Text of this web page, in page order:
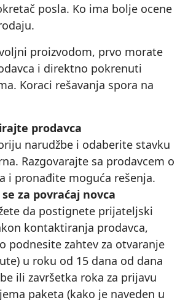
posla. Ko ima bolje ocene
proizvodom, prvo morate
i direktno pokrenuti
Koraci rešavanja spora na
prodavca
narudžbe i odaberite stavku
Razgovarajte sa prodavcem o
i pronađite moguća rešenja.
za povraćaj novca
da postignete prijateljski
kontaktiranja prodavca,
podnesite zahtev za otvaranje
u roku od 15 dana od dana
ili završetka roka za prijavu
paketa (kako je naveden u